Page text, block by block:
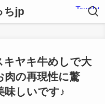
ちjp
キヤキ牛めしで大
肉の再現性に驚
味しいです♪